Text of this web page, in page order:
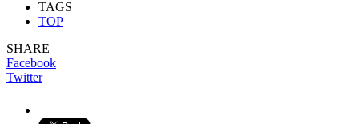
TAGS
TOP
SHARE
Facebook
Twitter